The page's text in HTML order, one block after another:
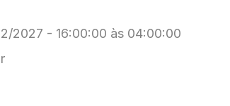
2027 - 16:00:00 às 04:00:00